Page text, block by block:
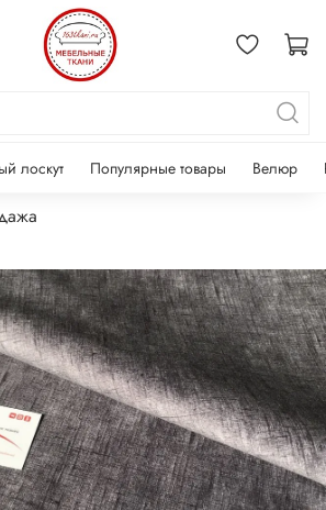
лоскут Популярные товары Велюр